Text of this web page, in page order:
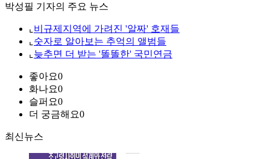
박성필 기자의 주요 뉴스
⌞ 비규제지역에 가려진 '알짜' 호재들
⌞ 숫자로 알아보는 추억의 앨범들
⌞ 늦추면 더 받는 '똘똘한' 국민연금
좋아요0
화나요0
슬퍼요0
더 궁금해요0
최신뉴스